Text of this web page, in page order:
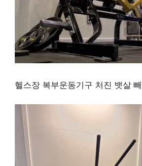
헬스장 복부운동기구 처진 뱃살